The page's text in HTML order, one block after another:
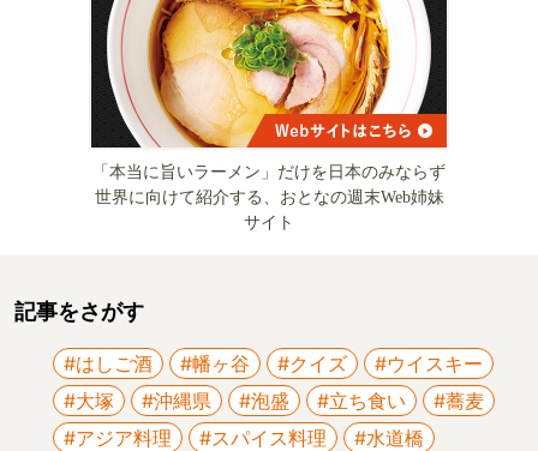
「本当に旨いラーメン」だけを日本のみならず
世界に向けて紹介する、おとなの週末Web姉妹
サイト
記事をさがす
#はしご酒 #幡ヶ谷 #クイズ
#ウイスキー
#大塚
#沖縄県 #泡盛 #立ち食い
#蕎麦
#アジア料理
#スパイス料理 #水道橋